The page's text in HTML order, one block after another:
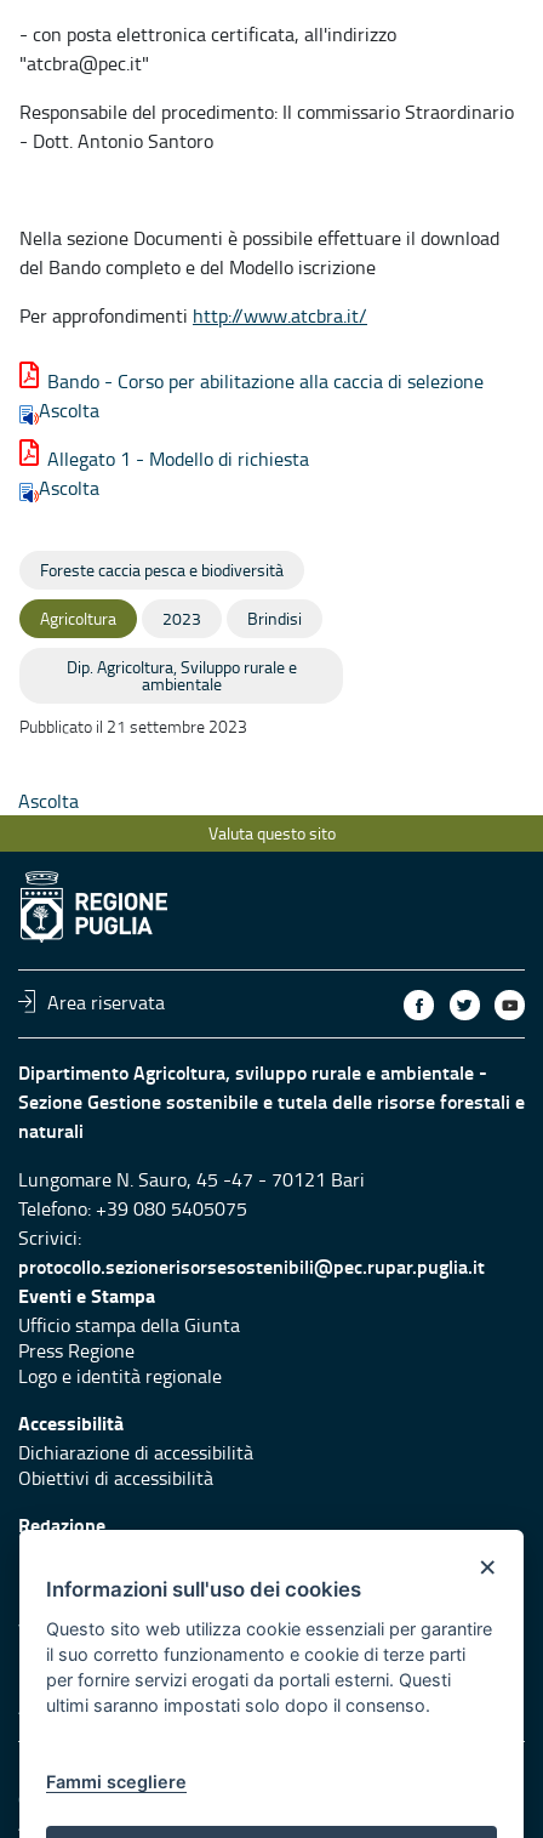
- con posta elettronica certificata, all'indirizzo
"atcbra@pec.it"
Responsabile del procedimento: Il commissario Straordinario
- Dott. Antonio Santoro
Nella sezione Documenti è possibile effettuare il download
del Bando completo e del Modello iscrizione
Per approfondimenti http://www.atcbra.it/
Bando - Corso per abilitazione alla caccia di selezione
Ascolta
Allegato 1 - Modello di richiesta
Ascolta
Foreste caccia pesca e biodiversità
Agricoltura 2023 Brindisi
Dip. Agricoltura, Sviluppo rurale e
ambientale
Pubblicato il 21 settembre 2023
Ascolta
Valuta questo sito
Area riservata
Dipartimento Agricoltura, sviluppo rurale e ambientale -
Sezione Gestione sostenibile e tutela delle risorse forestali e
naturali
Lungomare N. Sauro, 45 -47 - 70121 Bari
Telefono: +39 080 5405075
Scrivici:
protocollo.sezionerisorsesostenibili@pec.rupar.puglia.it
Eventi e Stampa
Ufficio stampa della Giunta
Press Regione
Logo e identità regionale
Accessibilità
Dichiarazione di accessibilità
Obiettivi di accessibilità
Redazione
Protezione civile
Vai al sito di Protezione Civile Puglia
Iniziativa finanziata con risorse del POR Puglia 2014/2020 -
Asse XI
Note legali
Cookie e privacy
Amministrazione trasparente
×
Informazioni sull'uso dei cookies
Questo sito web utilizza cookie essenziali per garantire
il suo corretto funzionamento e cookie di terze parti
per fornire servizi erogati da portali esterni. Questi
ultimi saranno impostati solo dopo il consenso.
Fammi scegliere